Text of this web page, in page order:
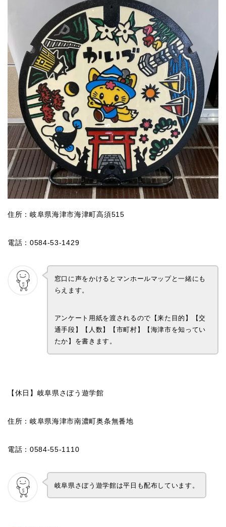
住所：岐阜県海津市海津町高須515
電話：0584-53-1429
窓口に声をかけるとマンホールマップと一緒にも
らえます。
アンケート用紙を渡されるので【来た目的】【交
通手段】【人数】【市町村】【海津市を知ってい
たか】を書きます。
【休日】岐阜県さぼう遊学館
住所：岐阜県海津市南濃町奥条無番地
電話：0584-55-1110
岐阜県さぼう遊学館は平日も配布しています。